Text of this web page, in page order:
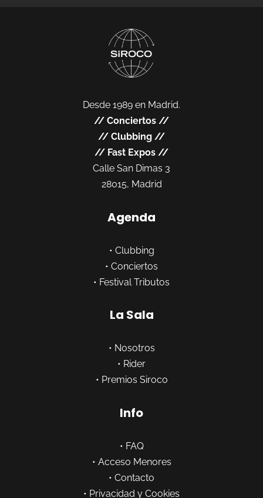
Desde 1989 en Madrid.
// Conciertos //
// Clubbing //
// Fast Expos //
Calle San Dimas 3
28015, Madrid
Agenda
• Clubbing
• Conciertos
• Festival Tributos
La Sala
• Nosotros
• Rider
• Premios Siroco
Info
• FAQ
• Acceso Menores
• Contacto
• Privacidad y Cookies